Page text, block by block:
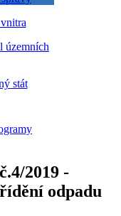
2019 -
odpadu